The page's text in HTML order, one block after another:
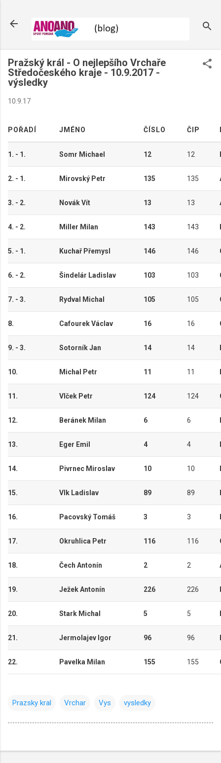
Pražský král - O nejlepšího Vrchaře
Středočeského kraje - 10.9.2017 -
výsledky
10.9.17
POŘADÍ JMÉNO ČÍSLO ČIP
1. - 1. Somr Michael 12 12
2. - 1. Mirovský Petr 135 135
3. - 2. Novák Vít 13 13
4. - 2. Miller Milan 143 143
5. - 1. Kuchař Přemysl 146 146
6. - 2. Šindelár Ladislav 103 103
7. - 3. Rydval Michal 105 105
8. Cafourek Václav 16 16
9. - 3. Sotorník Jan 14 14
10. Michal Petr 11 11
11. Vlček Petr 124 124
12. Beránek Milan 6 6
13. Eger Emil 4 4
14. Pivrnec Miroslav 10 10
15. Vlk Ladislav 89 89
16. Pacovský Tomáš 3 3
17. Okruhlica Petr 116 116
18. Čech Antonín 2 2
19. Ježek Antonín 226 226
20. Stark Michal 5 5
21. Jermolajev Igor 96 96
22. Pavelka Milan 155 155
Prazsky kral Vrchar Vys vysledky